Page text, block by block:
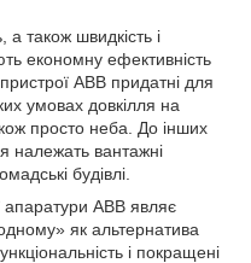
також швидкість і
економну ефективність
ABB придатні для
умовах довкілля на
просто неба. До інших
належать вантажні
будівлі.
апаратури ABB являє
як альтернатива
і покращені